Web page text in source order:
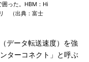
った。HBM：Hi
（出典：富士
データ転送速度）を強
ターコネクト」と呼ぶ